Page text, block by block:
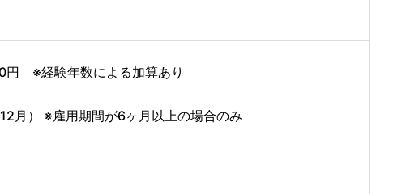
※経験年数による加算あり
月） ※雇用期間が6ヶ月以上の場合のみ